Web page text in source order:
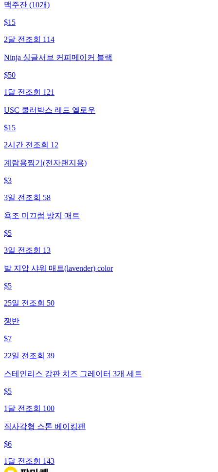
맥주잔 (10개)
$15
2달 전 조회 114
Ninja 싱글서브 커피메이커 블랙
$50
1달 전 조회 121
USC 쿨러박스 레드 옐로우
$15
2시간 전 조회 12
계람용찜기(전자랜지용)
$3
3일 전 조회 58
욕조 미끄럼 방지 매트
$5
3일 전 조회 13
발 지압 샤워 매트(lavender) color
$5
25일 전 조회 50
쟁반
$7
22일 전 조회 39
스테인리스 강판 치즈 그레이터 3개 세트
$5
1달 전 조회 100
직사각형 스톤 베이킹팬
$6
1달 전 조회 143